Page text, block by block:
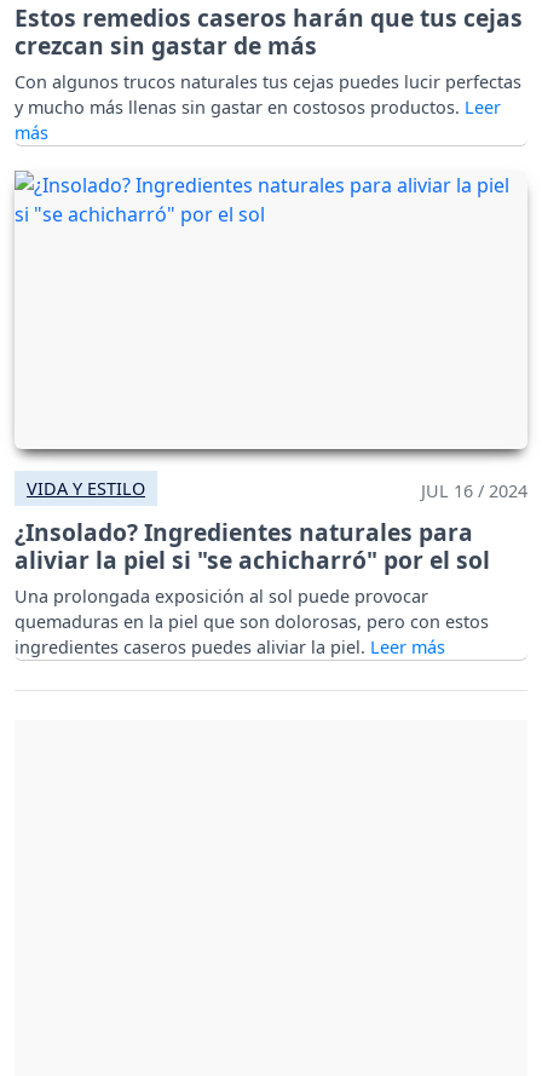
Estos remedios caseros harán que tus cejas
crezcan sin gastar de más
Con algunos trucos naturales tus cejas puedes lucir perfectas
y mucho más llenas sin gastar en costosos productos.
VIDA Y ESTILO JUL 16 / 2024
¿Insolado? Ingredientes naturales para
aliviar la piel si "se achicharró" por el sol
Una prolongada exposición al sol puede provocar
quemaduras en la piel que son dolorosas, pero con estos
ingredientes caseros puedes aliviar la piel.